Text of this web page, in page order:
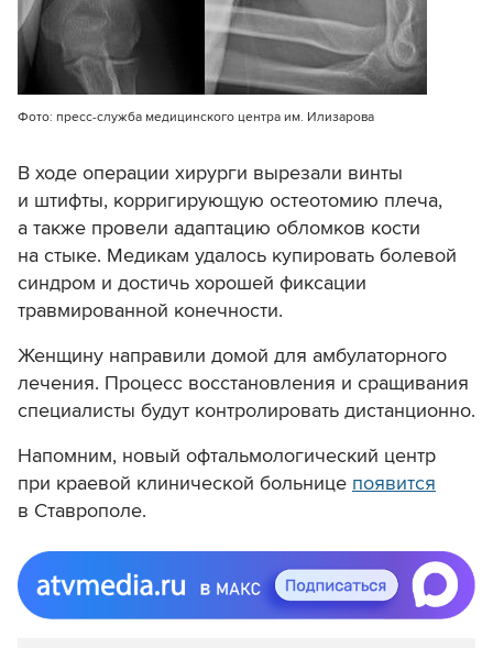
Фото: пресс-служба медицинского центра им. Илизарова
В ходе операции хирурги вырезали винты
и штифты, корригирующую остеотомию плеча,
а также провели адаптацию обломков кости
на стыке. Медикам удалось купировать болевой
синдром и достичь хорошей фиксации
травмированной конечности.
Женщину направили домой для амбулаторного
лечения. Процесс восстановления и сращивания
специалисты будут контролировать дистанционно.
Напомним, новый офтальмологический центр
при краевой клинической больнице появится
в Ставрополе.